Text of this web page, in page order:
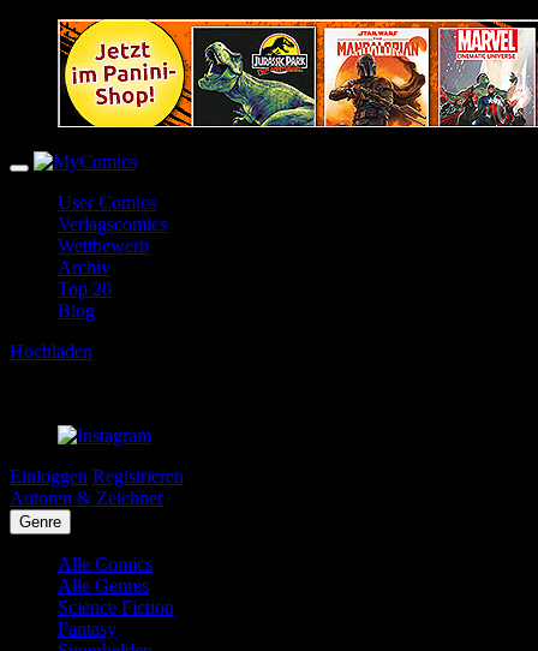
User Comics
Verlagscomics
Wettbewerb
Archiv
Top 20
Blog
Hochladen
Einloggen Registrieren
Autoren & Zeichner
Genre
Alle Comics
Alle Genres
Science Fiction
Fantasy